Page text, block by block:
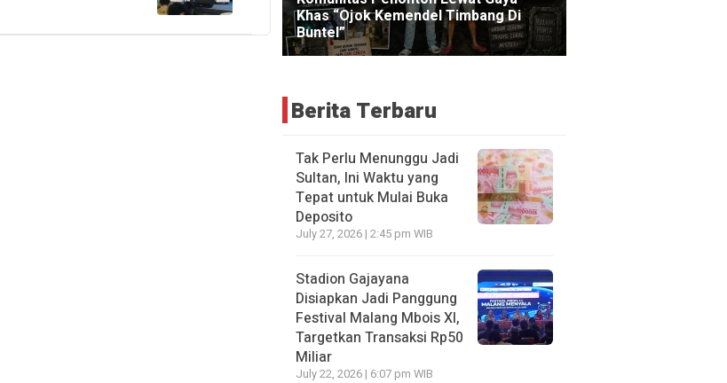
Berita Terbaru
Tak Perlu Menunggu Jadi
Sultan, Ini Waktu yang
Tepat untuk Mulai Buka
Deposito
July 27, 2026 | 2:45 pm WIB
Stadion Gajayana
Disiapkan Jadi Panggung
Festival Malang Mbois XI,
Targetkan Transaksi Rp50
Miliar
July 22, 2026 | 6:07 pm WIB